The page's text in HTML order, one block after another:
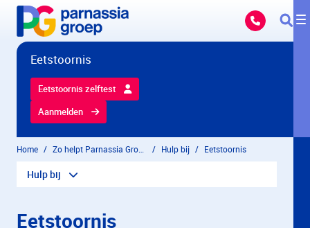
Overslaan en naar hoofdinhoud gaan
Eetstoornis
Eetstoornis zelftest
Aanmelden
Home Hulp bij Eetstoornis
Hulp bij
Eetstoornis